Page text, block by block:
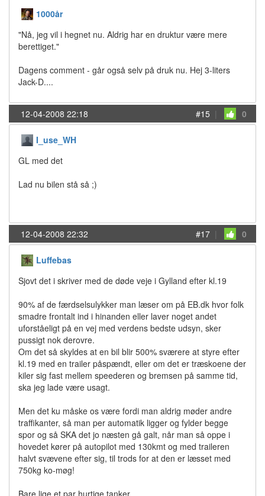
1000år
"Nå, jeg vil i hegnet nu. Aldrig har en druktur være mere
berettiget."
Dagens comment - går også selv på druk nu. Hej 3-liters
Jack-D....
12-04-2008 22:18 #15 | 0
I_use_WH
GL med det
Lad nu bilen stå så ;)
12-04-2008 22:32 #17 | 0
Luffebas
Sjovt det i skriver med de døde veje i Gylland efter kl.19
90% af de færdselsulykker man læser om på EB.dk hvor folk
smadre frontalt ind i hinanden eller laver noget andet
uforståeligt på en vej med verdens bedste udsyn, sker
pussigt nok derovre.
Om det så skyldes at en bil blir 500% sværere at styre efter
kl.19 med en trailer påspændt, eller om det er træskoene der
kiler sig fast mellem speederen og bremsen på samme tid,
ska jeg lade være usagt.
Men det ku måske os være fordi man aldrig møder andre
traffikanter, så man per automatik ligger og fylder begge
spor og så SKA det jo næsten gå galt, når man så oppe i
hovedet kører på autopilot med 130kmt og med traileren
halvt svævene efter sig, til trods for at den er læsset med
750kg ko-møg!
Bare lige et par hurtige tanker.